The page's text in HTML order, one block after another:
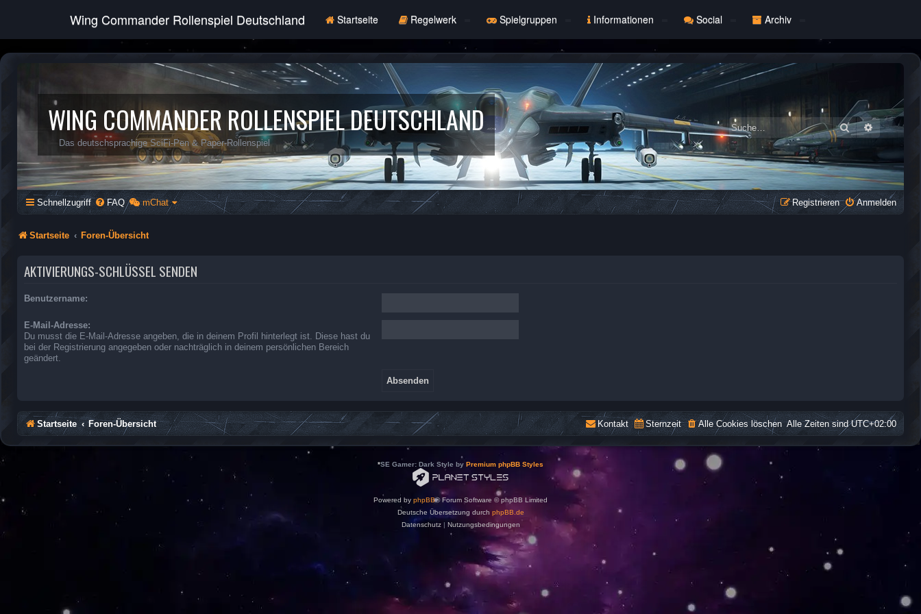
Wing Commander Rollenspiel Deutschland Startseite Regelwerk Spielgruppen Informationen Social Archiv
WING COMMANDER ROLLENSPIEL DEUTSCHLAND
Das deutschsprachige SciFi-Pen & Paper-Rollenspiel
Suche Erweiterte
Schnellzugriff FAQ mChat Anmelden
Registrieren
Startseite Foren-Übersicht
AKTIVIERUNGS-SCHLÜSSEL SENDEN
Benutzername:
E-Mail-Adresse:
Du musst die E-Mail-Adresse angeben, die in deinem Profil hinterlegt ist. Diese hast du
bei der Registrierung angegeben oder nachträglich in deinem persönlichen Bereich
geändert.
Startseite Foren-Übersicht Alle Zeiten sindUTC+02:00
Alle Cookies löschen
Sternzeit
Kontakt
*SE Gamer: Dark Style by Premium phpBB Styles
Powered by phpBB® Forum Software © phpBB Limited
Deutsche Übersetzung durch phpBB.de
Datenschutz| Nutzungsbedingungen